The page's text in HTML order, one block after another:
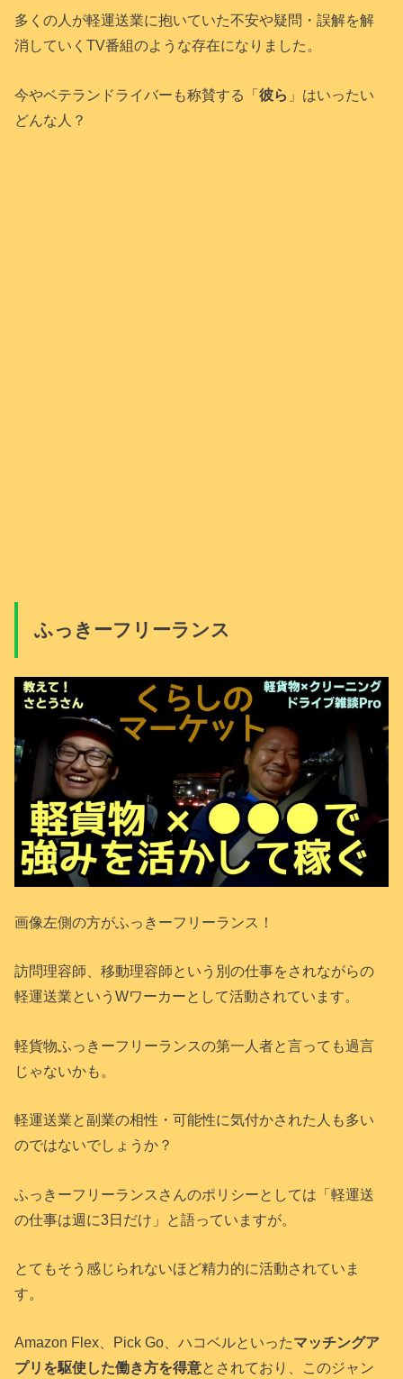
多くの人が軽運送業に抱いていた不安や疑問・誤解を解
消していくTV番組のような存在になりました。
今やベテランドライバーも称賛する「彼ら 」はいったい
どんな人？
ふっきーフリーランス
画像左側の方がふっきーフリーランス！
訪問理容師、移動理容師という別の仕事をされながらの
軽運送業というWワーカーとして活動されています。
軽貨物ふっきーフリーランスの第一人者と言っても過言
じゃないかも。
軽運送業と副業の相性・可能性に気付かされた人も多い
のではないでしょうか？
ふっきーフリーランスさんのポリシーとしては「軽運送
の仕事は週に3日だけ」と語っていますが。
とてもそう感じられないほど精力的に活動されていま
す。
Amazon Flex、Pick Go、ハコベルといったマッチングア
プリを駆使した働き方を得意とされており、このジャン